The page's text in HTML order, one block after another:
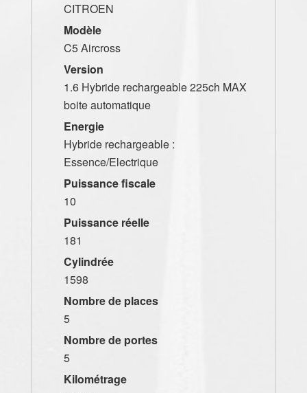
CITROEN
Modèle
C5 Aircross
Version
1.6 Hybride rechargeable 225ch MAX
boite automatique
Energie
Hybride rechargeable :
Essence/Electrique
Puissance fiscale
10
Puissance réelle
181
Cylindrée
1598
Nombre de places
5
Nombre de portes
5
Kilométrage